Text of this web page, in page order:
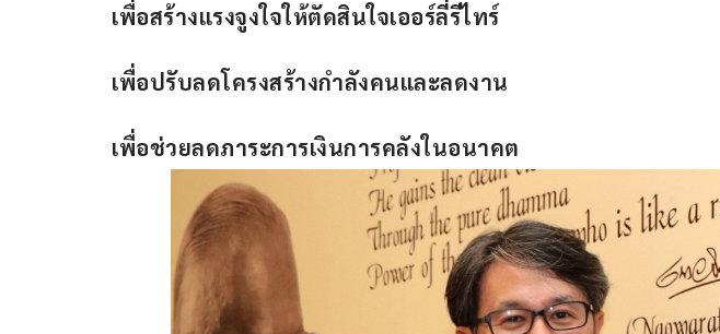
เพื่อสร้างแรงจูงใจให้ตัดสินใจเออร์ลี่รีไทร์
เพื่อปรับลดโครงสร้างกำลังคนและลดงาน
เพื่อช่วยลดภาระการเงินการคลังในอนาคต